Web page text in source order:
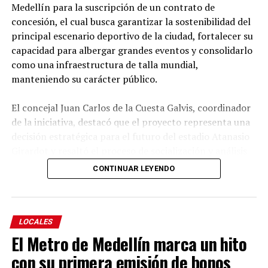
desarrollar actividades artísticas, recreativas y de
funcionalidad que promueven el bienestar, la
participación y el envejecimiento activo.
Educación
Medellín para la suscripción de un contrato de
concesión, el cual busca garantizar la sostenibilidad del
principal escenario deportivo de la ciudad, fortalecer su
capacidad para albergar grandes eventos y consolidarlo
como una infraestructura de talla mundial,
manteniendo su carácter público.
El concejal Juan Carlos de la Cuesta Galvis, coordinador
de la iniciativa, destacó que el proyecto representa una
adelantado por el Concejo durante su estudio.
Explicó que el objetivo es autorizar al Alcalde para
modernizar, financiar, construir, operar, mantener y
aprovechar comercialmente el escenario deportivo,
garantizando que la infraestructura continúe siendo de
CONTINUAR LEYENDO
LOCALES
El Metro de Medellín marca un hito
con su primera emisión de bonos